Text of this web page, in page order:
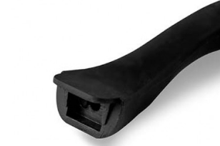
recioS
recioHabitual
Cacerola
al.fund.premium
alta piedra 24
alta
recio
PrecioH